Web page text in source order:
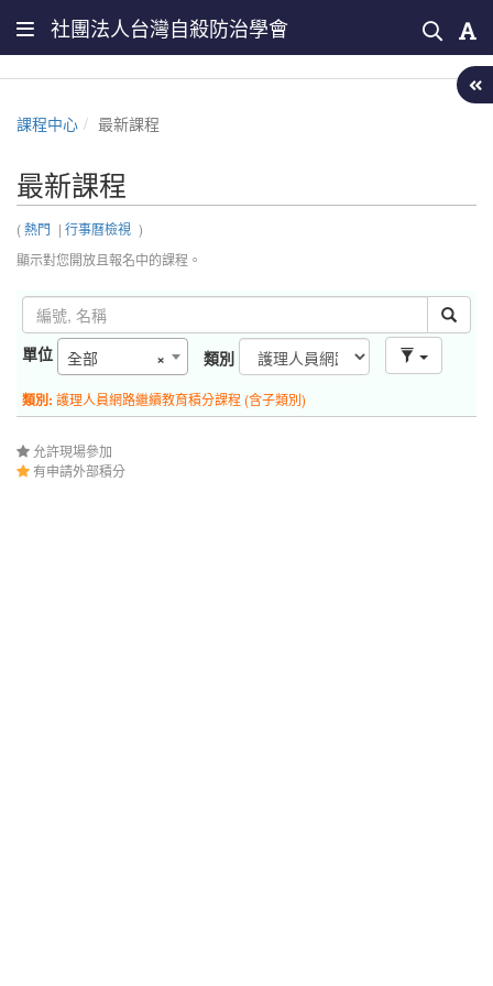
社團法人台灣自殺防治學會
課程中心 最新課程
最新課程
(熱門 | 行事曆檢視 )
顯示對您開放且報名中的課程。
單位 ×
全部 類別
類別: 護理人員網路繼續教育積分課程 (含子類別)
允許現場參加
有申請外部積分